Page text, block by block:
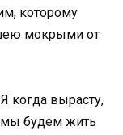
которому
мокрыми от
когда вырасту,
мы будем жить